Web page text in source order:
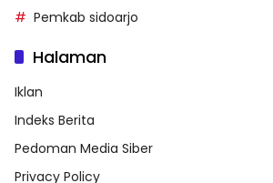
Pemkab sidoarjo
Halaman
Iklan
Indeks Berita
Pedoman Media Siber
Privacy Policy